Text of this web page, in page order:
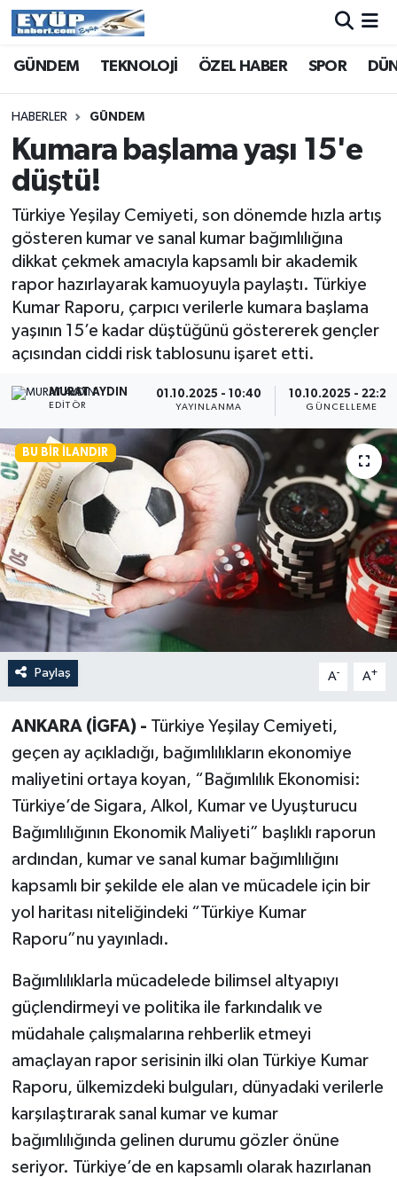
GÜNDEM TEKNOLOJİ ÖZEL HABER SPOR
HABERLER GÜNDEM
Kumara başlama yaşı 15'e
düştü!
Türkiye Yeşilay Cemiyeti, son dönemde hızla artış
gösteren kumar ve sanal kumar bağımlılığına
dikkat çekmek amacıyla kapsamlı bir akademik
rapor hazırlayarak kamuoyuyla paylaştı. Türkiye
Kumar Raporu, çarpıcı verilerle kumara başlama
yaşının 15’e kadar düştüğünü göstererek gençler
açısından ciddi risk tablosunu işaret etti.
MURAT AYDIN
EDITÖR
01.10.2025 - 10:40
YAYINLANMA
10.10.2025 - 22:28
GÜNCELLEME
BU BIR İLANDIR
Paylaş A- A+
ANKARA (İGFA) - Türkiye Yeşilay Cemiyeti,
geçen ay açıkladığı, bağımlılıkların ekonomiye
maliyetini ortaya koyan, “Bağımlılık Ekonomisi:
Türkiye’de Sigara, Alkol, Kumar ve Uyuşturucu
Bağımlılığının Ekonomik Maliyeti” başlıklı raporun
ardından, kumar ve sanal kumar bağımlılığını
kapsamlı bir şekilde ele alan ve mücadele için bir
yol haritası niteliğindeki “Türkiye Kumar
Raporu”nu yayınladı.
Bağımlılıklarla mücadelede bilimsel altyapıyı
güçlendirmeyi ve politika ile farkındalık ve
müdahale çalışmalarına rehberlik etmeyi
amaçlayan rapor serisinin ilki olan Türkiye Kumar
Raporu, ülkemizdeki bulguları, dünyadaki verilerle
karşılaştırarak sanal kumar ve kumar
bağımlılığında gelinen durumu gözler önüne
seriyor. Türkiye’de en kapsamlı olarak hazırlanan